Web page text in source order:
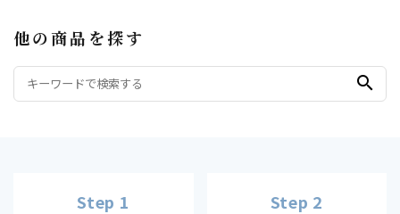
他の商品を探す
search
Step 1 Step 2